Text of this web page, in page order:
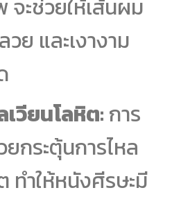
ะช่วยให้เส้นผม
ย และเงางาม
เวียนโลหิต: การ
กระตุ้นการไหล
ทำให้หนังศีรษะมี